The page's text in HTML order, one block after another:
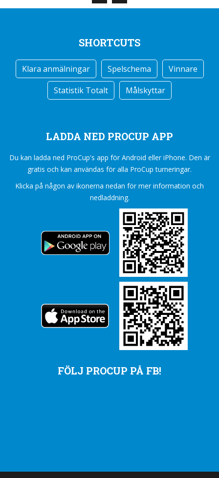
SHORTCUTS
Klara anmälningar Spelschema
Vinnare
Statistik Totalt
Målskyttar
LADDA NED PROCUP APP
Du kan ladda ned ProCup's app för Android eller iPhone. Den är
gratis och kan användas för alla ProCup turneringar.
Klicka på någon av ikonerna nedan för mer information och
nedladdning.
FÖLJ PROCUP PÅ FB!